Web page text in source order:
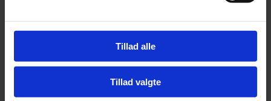
Tillad alle
Tillad valgte
Opti Life Puppy Mini kylling og ris - 7,5kg
(Bestillingsvare leveringstid ca. 1- 2 uger)